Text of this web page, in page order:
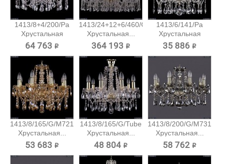
1413/8+4/200/Pa
Хрустальная
подвесная...
64 763 ₽
1413/24+12+6/460/G
Хрустальная...
364 193 ₽
1413/6/141/Pa
Хрустальная
подвесная...
35 886 ₽
1413/8/165/G/M721
Хрустальная...
53 683 ₽
1413/8/165/G/Tube
Хрустальная...
48 804 ₽
1413/8/200/G/M731
Хрустальная...
58 762 ₽